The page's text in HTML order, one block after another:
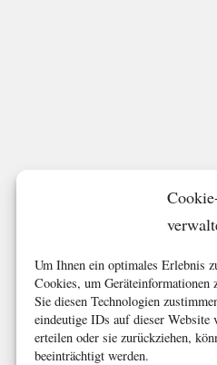
Um Ihnen ein optimales Erlebnis
Cookies, um Geräteinformationen
Sie diesen Technologien
eindeutige IDs auf dieser
erteilen oder sie zurückziehen,
beeinträchtigt werden.